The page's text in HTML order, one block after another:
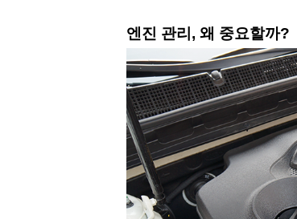
엔진 관리 , 왜 중요할까?